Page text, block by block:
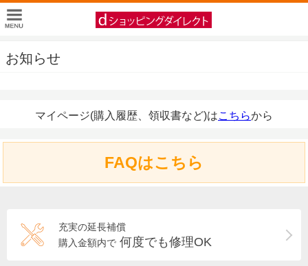
お知らせ
マイページ(購入履歴、領収書など)はこちらから
FAQはこちら
充実の延長補償
購入金額内で 何度でも修理OK